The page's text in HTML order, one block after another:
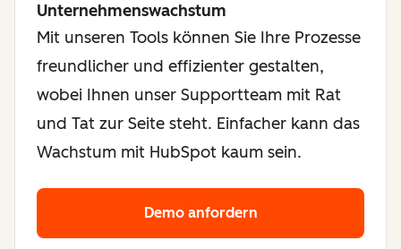
Unternehmenswachstum
Mit unseren Tools können Sie Ihre Prozesse
freundlicher und effizienter gestalten,
wobei Ihnen unser Supportteam mit Rat
und Tat zur Seite steht. Einfacher kann das
Wachstum mit HubSpot kaum sein.
Demo anfordern